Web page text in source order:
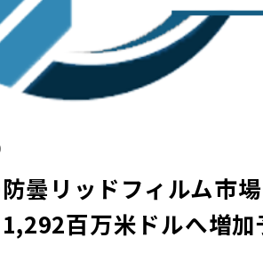
曇リッドフィルム市
百万米ドルへ増加